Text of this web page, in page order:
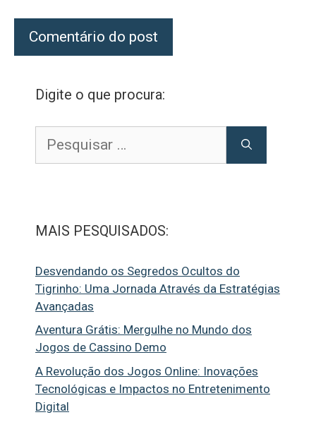
Digite o que procura:
por:
MAIS PESQUISADOS:
Desvendando os Segredos Ocultos do
Tigrinho: Uma Jornada Através da Estratégias
Avançadas
Aventura Grátis: Mergulhe no Mundo dos
Jogos de Cassino Demo
A Revolução dos Jogos Online: Inovações
Tecnológicas e Impactos no Entretenimento
Digital